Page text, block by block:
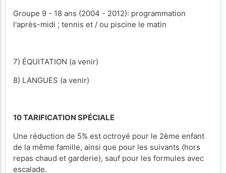
Groupe 9 - 18 ans (2004 - 2012): programmation
l'après-midi ; tennis et / ou piscine le matin
7) ÉQUITATION (a venir)
8) LANGUES (a venir)
10 TARIFICATION SPÉCIALE
Une réduction de 5% est octroyé pour le 2ème enfant
de la même famille, ainsi que pour les suivants (hors
repas chaud et garderie), sauf pour les formules avec
escalade.